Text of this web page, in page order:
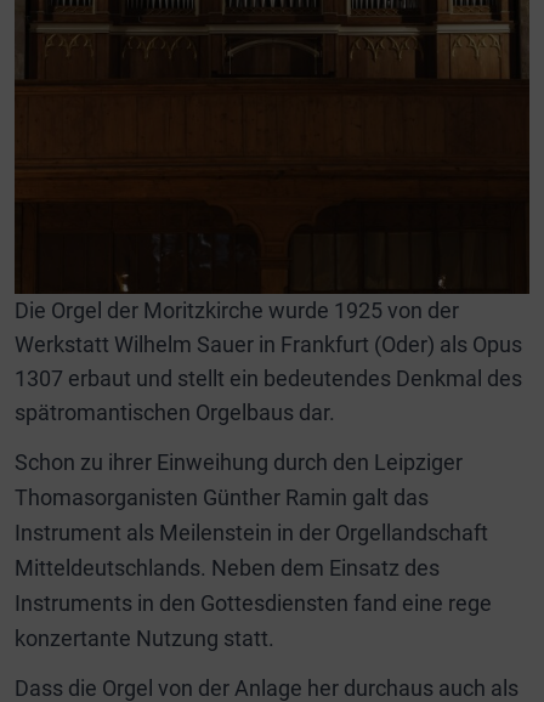
Die Orgel der Moritzkirche wurde 1925 von der
Werkstatt Wilhelm Sauer in Frankfurt (Oder) als Opus
1307 erbaut und stellt ein bedeutendes Denkmal des
spätromantischen Orgelbaus dar.
Schon zu ihrer Einweihung durch den Leipziger
Thomasorganisten Günther Ramin galt das
Instrument als Meilenstein in der Orgellandschaft
Mitteldeutschlands. Neben dem Einsatz des
Instruments in den Gottesdiensten fand eine rege
konzertante Nutzung statt.
Dass die Orgel von der Anlage her durchaus auch als